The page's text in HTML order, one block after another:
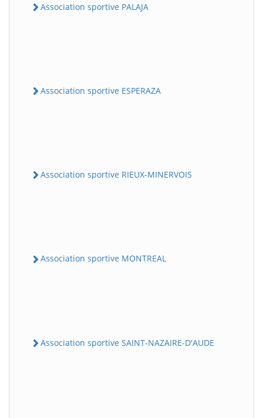
Association sportive PALAJA
Association sportive ESPERAZA
Association sportive RIEUX-MINERVOIS
Association sportive MONTREAL
Association sportive SAINT-NAZAIRE-D'AUDE